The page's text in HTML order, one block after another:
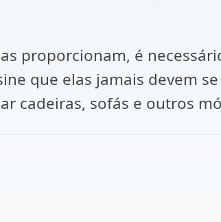
proporcionam, é
que elas jamais devem
cadeiras, sofás e outros